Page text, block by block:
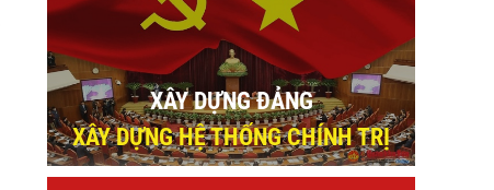
XÂY DỰNG ĐẢNG
XÂY DỰNG HỆ THỐNG CHÍNH TRỊ